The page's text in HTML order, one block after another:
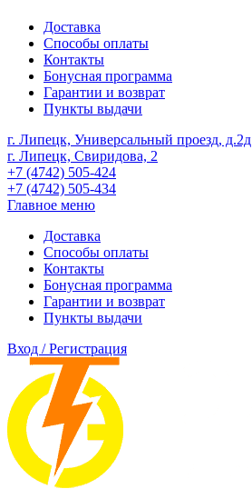
Доставка
Способы оплаты
Контакты
Бонусная программа
Гарантии и возврат
Пункты выдачи
г. Липецк, Универсальный проезд, д.2д
г. Липецк, Свиридова, 2
+7 (4742) 505-424
+7 (4742) 505-434
Главное меню
Доставка
Способы оплаты
Контакты
Бонусная программа
Гарантии и возврат
Пункты выдачи
Вход / Регистрация